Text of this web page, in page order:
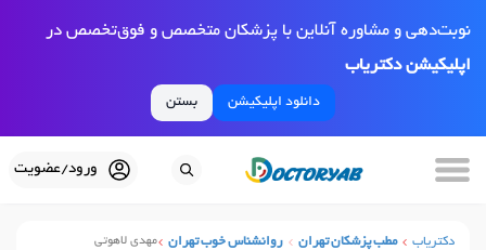
نوبت‌دهی و مشاوره آنلاین با پزشکان متخصص و فوق‌تخصص در
اپلیکیشن دکتریاب
دانلود اپلیکیشن بستن
ورود/عضویت
دکتریاب مطب پزشکان تهران روانشناس خوب تهران مهدی لاهوتی